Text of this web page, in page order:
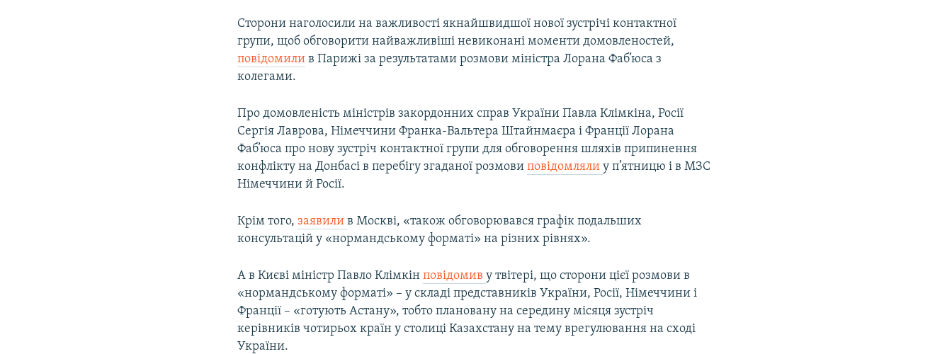
Сторони наголосили на важливості якнайшвидшої нової зустрічі контактної
групи, щоб обговорити найважливіші невиконані моменти домовленостей,
повідомили в Парижі за результатами розмови міністра Лорана Фаб’юса з
колегами.
Про домовленість міністрів закордонних справ України Павла Клімкіна, Росії
Сергія Лаврова, Німеччини Франка-Вальтера Штайнмаєра і Франції Лорана
Фаб’юса про нову зустріч контактної групи для обговорення шляхів припинення
конфлікту на Донбасі в перебігу згаданої розмовиповідомлялиу п’ятницю і в МЗС
Німеччини й Росії.
Крім того,заявилив Москві, «також обговорювався графік подальших
консультацій у «нормандському форматі» на різних рівнях».
А в Києві міністр Павло Клімкінповідомиву твітері, що сторони цієї розмови в
«нормандському форматі» – у складі представників України, Росії, Німеччини і
Франції – «готують Астану», тобто плановану на середину місяця зустріч
керівників чотирьох країн у столиці Казахстану на тему врегулювання на сході
України.